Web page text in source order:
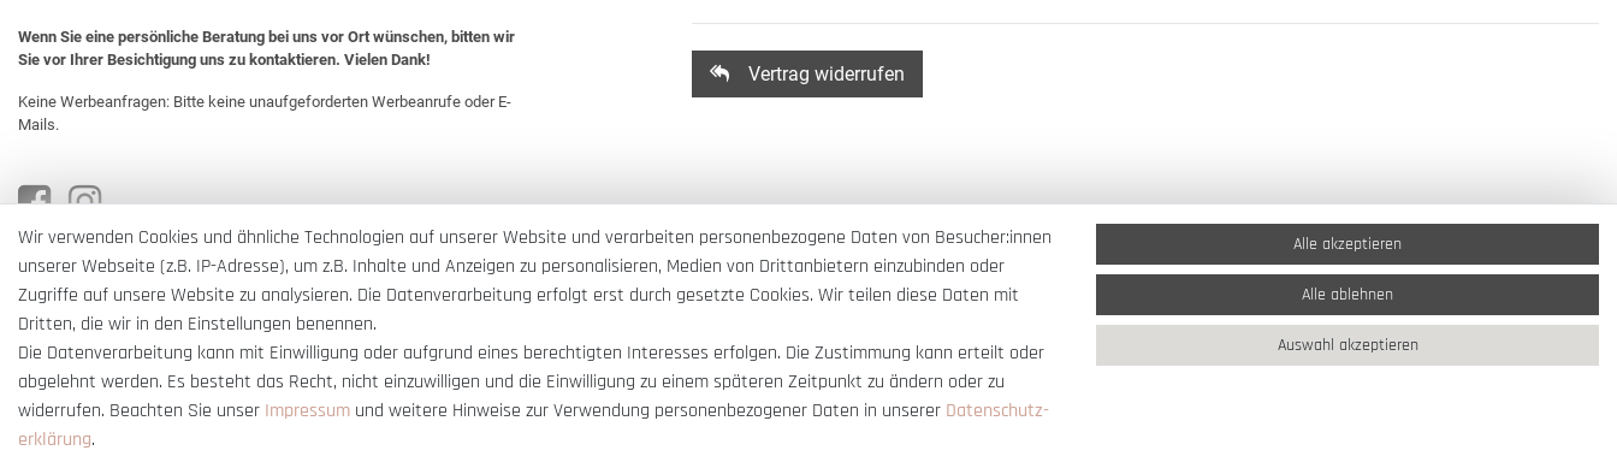
Wenn Sie eine persönliche Beratung bei uns vor Ort wünschen, bitten wir
Sie vor Ihrer Besichtigung uns zu kontaktieren. Vielen Dank!
Keine Werbeanfragen: Bitte keine unaufgeforderten Werbeanrufe oder E-
Mails.
Vertrag widerrufen
* Alle Preise verstehen sich inkl. gesetzl. MwSt. und
Wir verwenden Cookies und ähnliche Technologien auf unserer Website und verarbeiten personenbezogene Daten von Besucher:innen
unserer Webseite (z.B. IP-Adresse), um z.B. Inhalte und Anzeigen zu personalisieren, Medien von Drittanbietern einzubinden oder
Zugriffe auf unsere Website zu analysieren. Die Datenverarbeitung erfolgt erst durch gesetzte Cookies. Wir teilen diese Daten mit
Dritten, die wir in den Einstellungen benennen.
Die Datenverarbeitung kann mit Einwilligung oder aufgrund eines berechtigten Interesses erfolgen. Die Zustimmung kann erteilt oder
abgelehnt werden. Es besteht das Recht, nicht einzuwilligen und die Einwilligung zu einem späteren Zeitpunkt zu ändern oder zu
widerrufen. Beachten Sie unser Impressum und weitere Hinweise zur Verwendung personenbezogener Daten in unserer Daten­schutz­
erklärung.
Alle akzeptieren
Alle ablehnen
Auswahl akzeptieren